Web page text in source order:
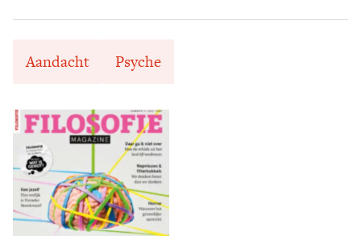
Aandacht Psyche